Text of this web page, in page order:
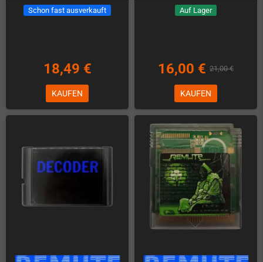
Schon fast ausverkauft
18,49 €
KAUFEN
Auf Lager
16,00 € 21,00 €
KAUFEN